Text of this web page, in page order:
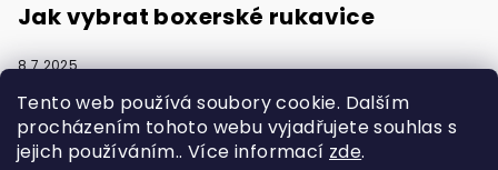
Tento web používá soubory cookie. Dalším
procházením tohoto webu vyjadřujete souhlas s
jejich používáním.. Více informací zde.
Jak vybrat boxerské rukavice
8.7.2025
Vytvořilo s